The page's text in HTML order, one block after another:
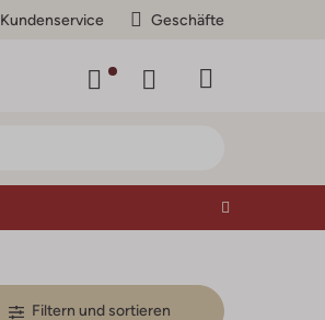
Kundenservice Geschäfte
Filtern und sortieren